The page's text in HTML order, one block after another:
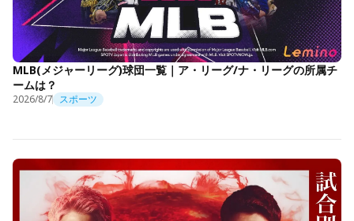
MLB(メジャーリーグ)球団一覧｜ア・リーグ/ナ・リーグの所属チ
ームは？
2026/8/7 スポーツ